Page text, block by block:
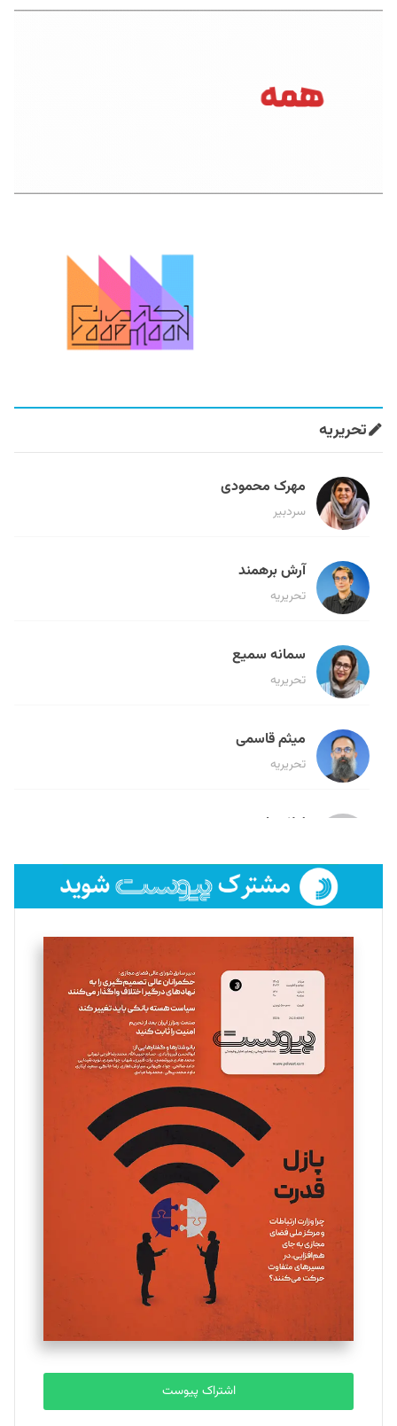
تحریریه
مهرک محمودی
سردبیر
آرش برهمند
تحریریه
سمانه سمیع
تحریریه
میثم قاسمی
تحریریه
لیلا حنارود
فائزه فتحی رستمی
تحریریه
سروش کرمیان
تحریریه
مینا پاکدل
یسنا امان‌پور
تحریریه
ملینا جعفری
تحریریه
مصطفی مسجدی آرانی
تحریریه
بابک نقاش
اشتراک پیوست